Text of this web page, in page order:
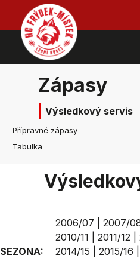
Zápasy
Výsledkový servis
Přípravné zápasy
Tabulka
SEZONA:
2006/07 2007/
2010/11
2011/12
2014/15
2015/16